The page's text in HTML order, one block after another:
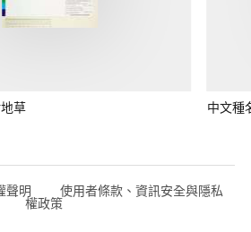
草 中文種
聲明 使用者條款、資訊安全與隱私
權政策